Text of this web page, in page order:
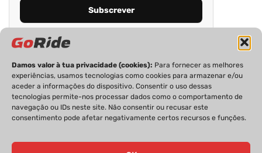
Damos valor à tua privacidade (cookies): Para fornecer as melhores
experiências, usamos tecnologias como cookies para armazenar e/ou
aceder a informações do dispositivo. Consentir o uso dessas
tecnologias permite-nos processar dados como o comportamento de
navegação ou IDs neste site. Não consentir ou recusar este
consentimento pode afetar negativamente certos recursos e funções.
PRIVACIDADE FICHA TÉCNICA
ESTATUTO EDITORIAL